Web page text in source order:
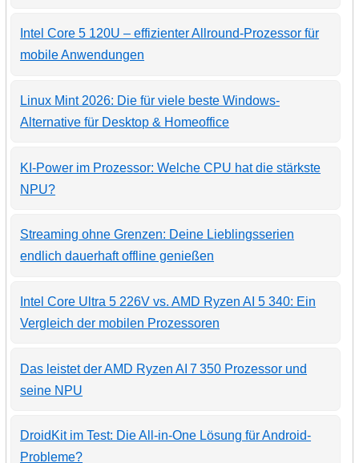
Intel Core 5 120U – effizienter Allround-Prozessor für
mobile Anwendungen
Linux Mint 2026: Die für viele beste Windows-
Alternative für Desktop & Homeoffice
KI-Power im Prozessor: Welche CPU hat die stärkste
NPU?
Streaming ohne Grenzen: Deine Lieblingsserien
endlich dauerhaft offline genießen
Intel Core Ultra 5 226V vs. AMD Ryzen AI 5 340: Ein
Vergleich der mobilen Prozessoren
Das leistet der AMD Ryzen AI 7 350 Prozessor und
seine NPU
DroidKit im Test: Die All-in-One Lösung für Android-
Probleme?